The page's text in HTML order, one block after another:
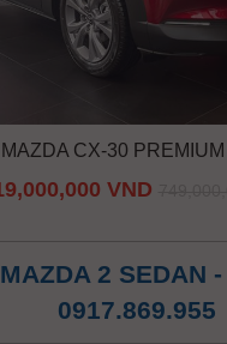
MAZDA CX-30
VND
2 SEDAN
0917.869.955